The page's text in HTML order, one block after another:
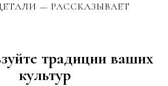
— РАССКАЗЫВАЕТ
традиции ваших
культур